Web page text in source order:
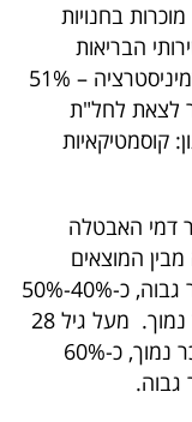
בחנויות
הבריאות
(87%) וכן מנהלות בתחום השירות והאדמיניסטרציה – 51%
לצאת לחל"ת
קוסמטיקאיות
דמי האבטלה
מבין המוצאים
לחל"ת, נע בין 30% מהשכר לבעלי שכר גבוה, כ-40%-50%
לבעלי שכר בינוני ועד 60% לבעלי שכר נמוך. מעל גיל 28
הסכומים נעים בין 70%-80% לבעלי שכר נמוך, כ-60%